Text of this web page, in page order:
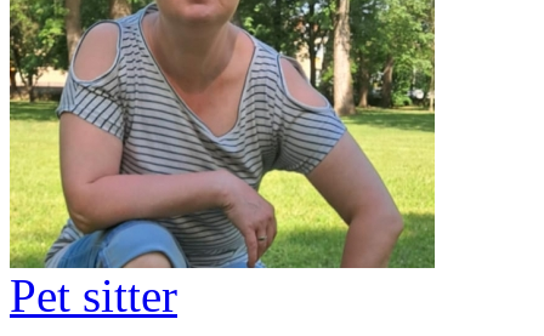
Pet sitter